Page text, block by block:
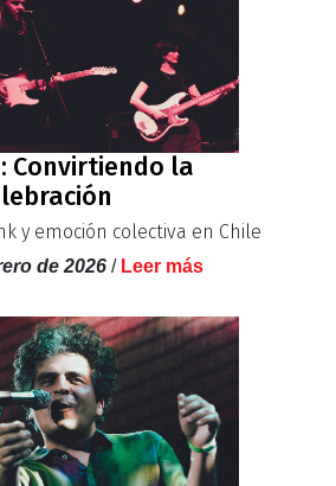
Convirtiendo la
y emoción colectiva en Chile
de 2026 / Leer más